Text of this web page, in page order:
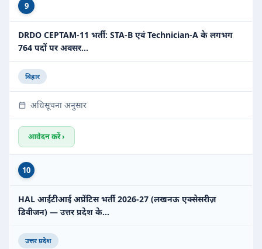
9
DRDO CEPTAM-11 भर्ती: STA-B एवं Technician-A के लगभग
764 पदों पर अवसर…
बिहार
अधिसूचना अनुसार
आवेदन करें ›
10
HAL आईटीआई अप्रेंटिस भर्ती 2026-27 (लखनऊ एक्सेसरीज़
डिवीजन) — उत्तर प्रदेश के…
उत्तर प्रदेश